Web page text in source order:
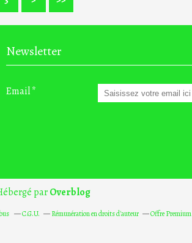
Newsletter
Email
parOverblog
C.G.U. Rémunération en droits d'auteur Offre Premium